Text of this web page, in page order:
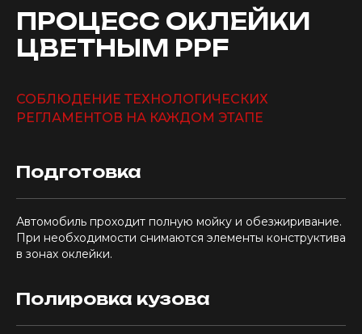
ПРОЦЕСС ОКЛЕЙКИ
ЦВЕТНЫМ PPF
СОБЛЮДЕНИЕ ТЕХНОЛОГИЧЕСКИХ
РЕГЛАМЕНТОВ НА КАЖДОМ ЭТАПЕ
Подготовка
Автомобиль проходит полную мойку и обезжиривание.
При необходимости снимаются элементы конструктива
в зонах оклейки.
Полировка кузова